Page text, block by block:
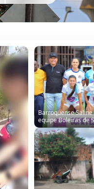
Barroquense
equipe Boleiras de